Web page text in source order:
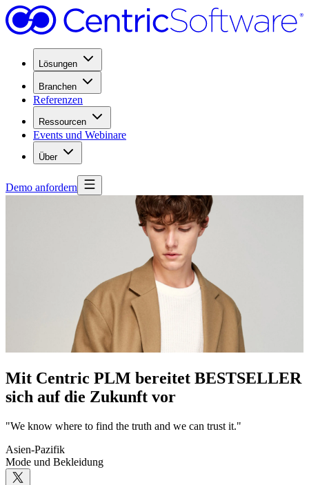
Lösungen
Branchen
Referenzen
Ressourcen
Events und Webinare
Über
Demo anfordern
Mit Centric PLM bereitet BESTSELLER
sich auf die Zukunft vor
"We know where to find the truth and we can trust it."
Asien-Pazifik
Mode und Bekleidung